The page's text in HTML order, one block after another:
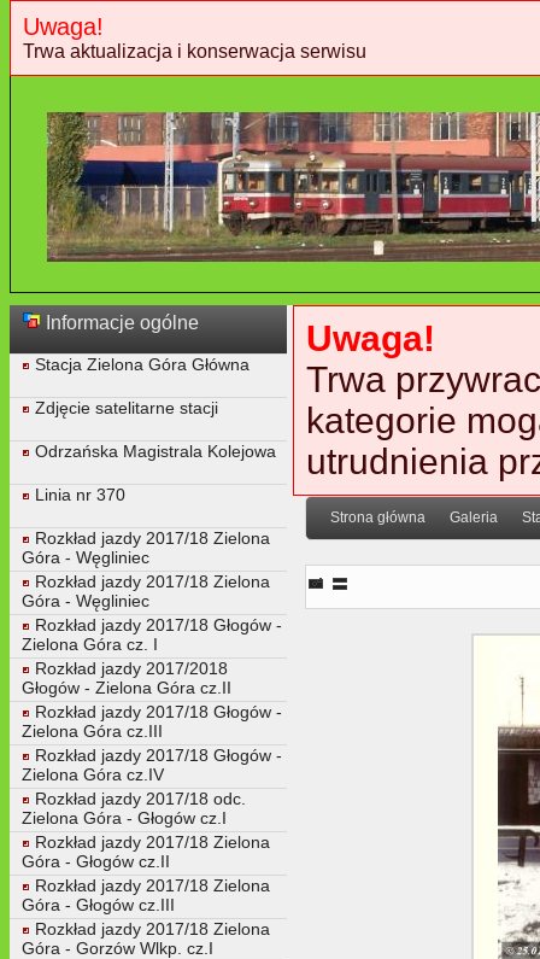
Uwaga!
Trwa aktualizacja i konserwacja serwisu
Informacje ogólne
Stacja Zielona Góra Główna
Zdjęcie satelitarne stacji
Odrzańska Magistrala Kolejowa
Linia nr 370
Rozkład jazdy 2017/18 Zielona
Góra - Węgliniec
Rozkład jazdy 2017/18 Zielona
Góra - Węgliniec
Rozkład jazdy 2017/18 Głogów -
Zielona Góra cz. I
Rozkład jazdy 2017/2018
Głogów - Zielona Góra cz.II
Rozkład jazdy 2017/18 Głogów -
Zielona Góra cz.III
Rozkład jazdy 2017/18 Głogów -
Zielona Góra cz.IV
Rozkład jazdy 2017/18 odc.
Zielona Góra - Głogów cz.I
Rozkład jazdy 2017/18 Zielona
Góra - Głogów cz.II
Rozkład jazdy 2017/18 Zielona
Góra - Głogów cz.III
Rozkład jazdy 2017/18 Zielona
Góra - Gorzów Wlkp. cz.I
Uwaga!
Trwa
kategorie
utrudnienia
Strona główna Galeria